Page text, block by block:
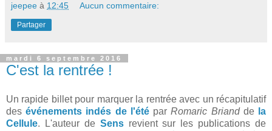
jeepee à 12:45 Aucun commentaire:
Partager
mardi 6 septembre 2016
C'est la rentrée !
Un rapide billet pour marquer la rentrée avec un récapitulatif
desévénements indés de l'étéparRomaric Briandde la
Cellule. L'auteur de Sens revient sur les publications de